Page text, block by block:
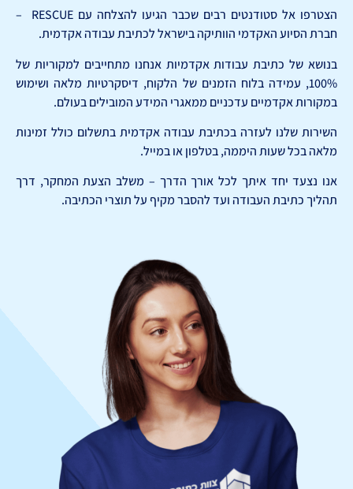
הצטרפו אל סטודנטים רבים שכבר הגיעו להצלחה עם RESCUE –
חברת הסיוע האקדמי הוותיקה בישראל לכתיבת עבודה אקדמית.
בנושא של כתיבת עבודות אקדמיות אנחנו מתחייבים למקוריות של
100%, עמידה בלוח הזמנים של הלקוח, דיסקרטיות מלאה ושימוש
במקורות אקדמיים עדכניים ממאגרי המידע המובילים בעולם.
השירות שלנו לעזרה בכתיבת עבודה אקדמית בתשלום כולל זמינות
מלאה בכל שעות היממה, בטלפון או במייל.
אנו נצעד יחד איתך לכל אורך הדרך – משלב הצעת המחקר, דרך
תהליך כתיבת העבודה ועד להסבר מקיף על תוצרי הכתיבה.